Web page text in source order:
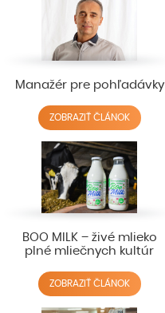
Manažér pre pohľadávky
ZOBRAZIŤ ČLÁNOK
BOO MILK – živé mlieko
plné mliečnych kultúr
ZOBRAZIŤ ČLÁNOK